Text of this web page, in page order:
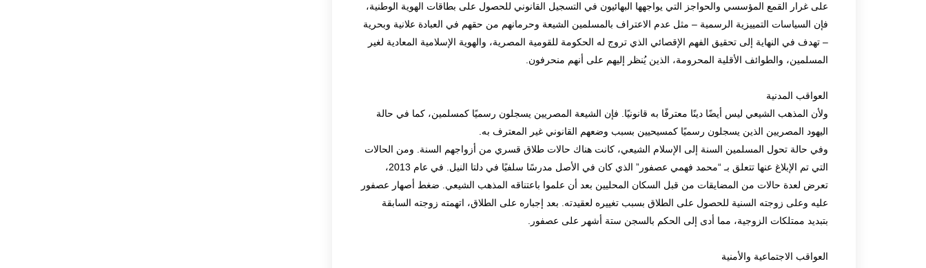
على غرار القمع المؤسسي والحواجز التي يواجهها البهائيون في التسجيل القانوني للحصول على بطاقات الهوية الوطنية،
فإن السياسات التمييزية الرسمية – مثل عدم الاعتراف بالمسلمين الشيعة وحرمانهم من حقهم في العبادة علانية وبحرية
– تهدف في النهاية إلى تحقيق الفهم الإقصائي الذي تروج له الحكومة للقومية المصرية، والهوية الإسلامية المعادية لغير
المسلمين، والطوائف الأقلية المحرومة، الذين يُنظر إليهم على أنهم منحرفون.
العواقب المدنية
ولأن المذهب الشيعي ليس أيضًا دينًا معترفًا به قانونيًا. فإن الشيعة المصريين يسجلون رسميًا كمسلمين، كما في حالة
اليهود المصريين الذين يسجلون رسميًا كمسيحيين بسبب وضعهم القانوني غير المعترف به.
وفي حالة تحول المسلمين السنة إلى الإسلام الشيعي، كانت هناك حالات طلاق قسري من أزواجهم السنة. ومن الحالات
التي تم الإبلاغ عنها تتعلق بـ “محمد فهمي عصفور” الذي كان في الأصل مدرسًا سلفيًا في دلتا النيل. في عام 2013،
تعرض لعدة حالات من المضايقات من قبل السكان المحليين بعد أن علموا باعتناقه المذهب الشيعي. ضغط أصهار عصفور
عليه وعلى زوجته السنية للحصول على الطلاق بسبب تغييره لعقيدته. بعد إجباره على الطلاق، اتهمته زوجته السابقة
بتبديد ممتلكات الزوجية، مما أدى إلى الحكم بالسجن ستة أشهر على عصفور.
العواقب الاجتماعية والأمنية